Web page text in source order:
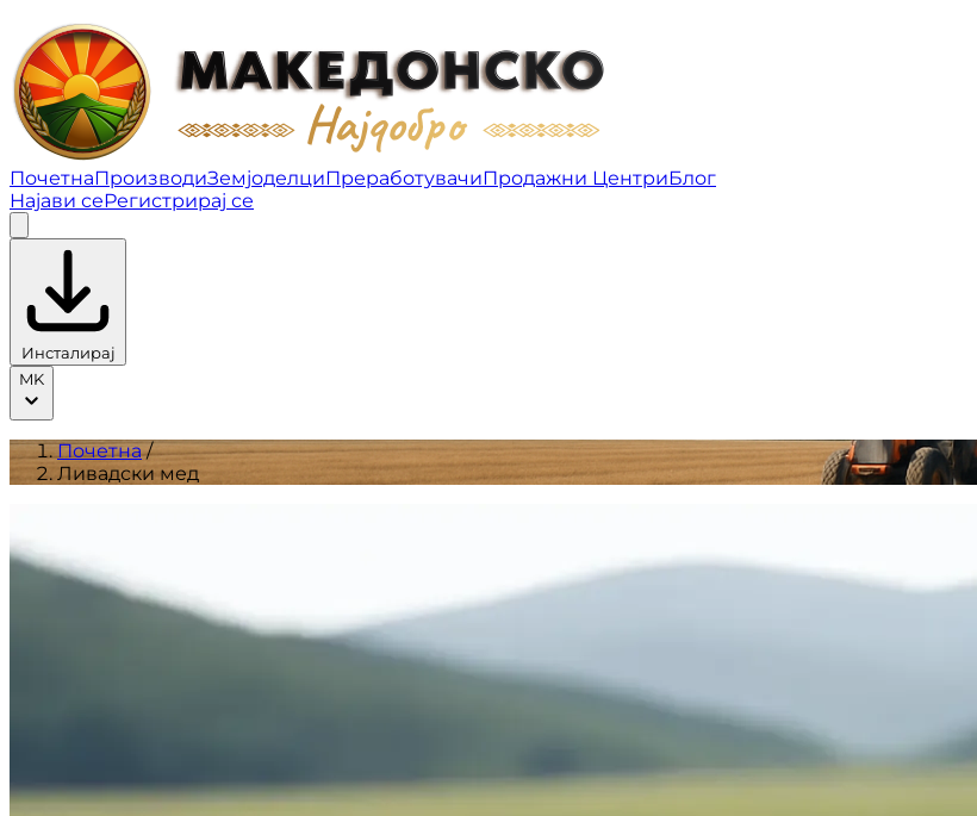
Ливадски мед | Производи
ПочетнаПроизводиЗемјоделциПреработувачиПродажни ЦентриБлог
Најави сеРегистрирај се
Инсталирај
MK
Почетна/
Ливадски мед